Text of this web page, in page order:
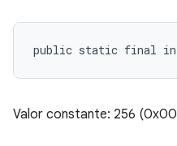
public static final int
Valor constante: 256